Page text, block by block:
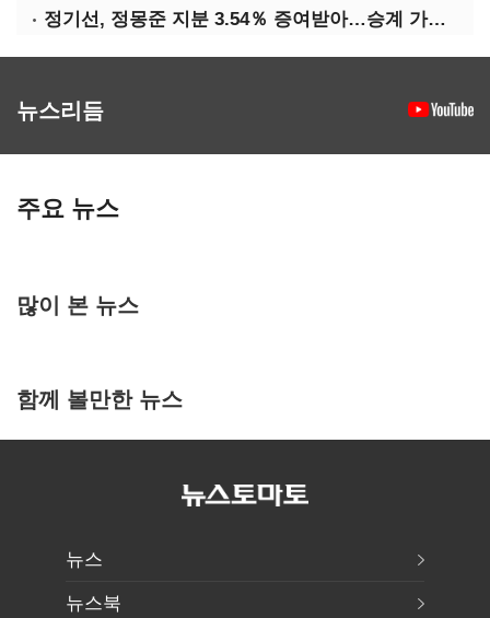
정기선, 정몽준 지분 3.54％ 증여받아…승계 가속화
뉴스리듬
주요 뉴스
많이 본 뉴스
함께 볼만한 뉴스
뉴스
뉴스북